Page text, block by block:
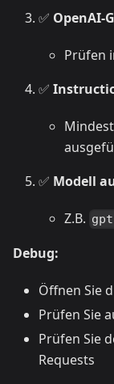
✅ OpenAI-
Prüfen
✅
✅ Modell
Z.B.
Debug:
Öffnen Sie
Prüfen Sie
Prüfen Sie
Requests